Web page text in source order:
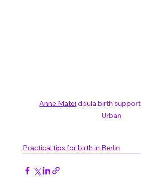
Anne Matei doula birth
Urban
Practical tips for birth in Berlin